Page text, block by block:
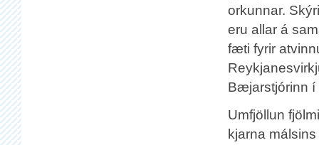
orkunnar.
eru allar á
fæti fyrir
Bæjarstjórinn í
Umfjöllun
kjarna